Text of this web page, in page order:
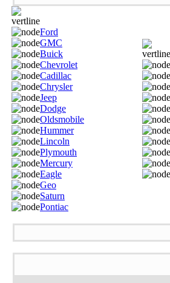
Ford
GMC
Buick
Chevrolet
Cadillac
Chrysler
Jeep
Dodge
Oldsmobile
Hummer
Lincoln
Plymouth
Mercury
Eagle
Geo
Saturn
Pontiac